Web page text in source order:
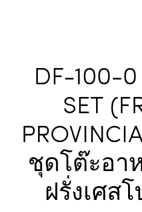
DF-100-
SET
ชุดโต๊ะอา
ฝรั่งเศส